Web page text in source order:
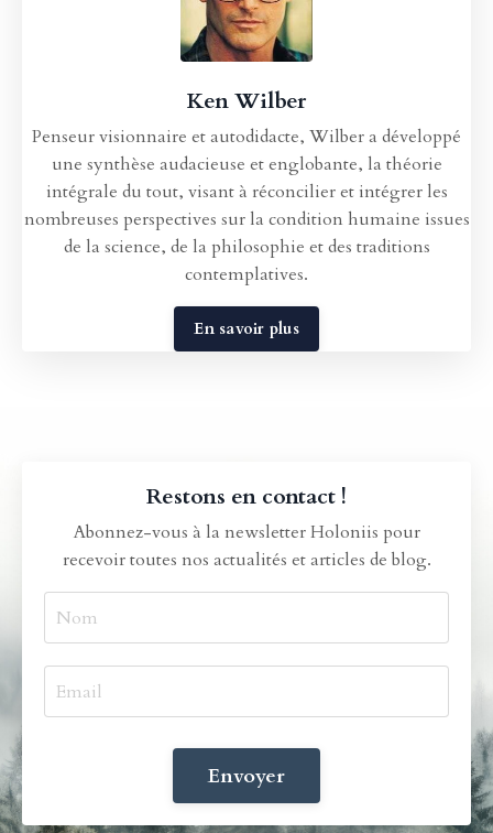
Ken Wilber
Penseur visionnaire et autodidacte, Wilber a développé
une synthèse audacieuse et englobante, la théorie
intégrale du tout, visant à réconcilier et intégrer les
nombreuses perspectives sur la condition humaine issues
de la science, de la philosophie et des traditions
contemplatives.
En savoir plus
Restons en contact !
Abonnez-vous à la newsletter Holoniis pour
recevoir toutes nos actualités et articles de blog.
Envoyer